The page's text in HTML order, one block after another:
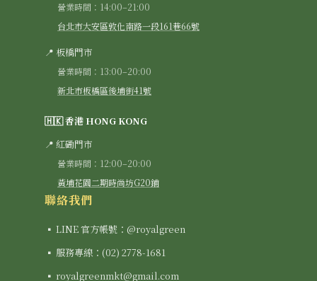
營業時間：14:00–21:00
台北市大安區敦化南路一段161巷66號
📍 板橋門市
營業時間：13:00–20:00
新北市板橋區後埔街41號
🇭🇰 香港 HONG KONG
📍 紅磡門市
營業時間：12:00–20:00
黃埔花園二期時尚坊G20鋪
聯絡我們
▪ LINE 官方帳號：@royalgreen
▪ 服務專線：(02) 2778-1681
▪ royalgreenmkt@gmail.com